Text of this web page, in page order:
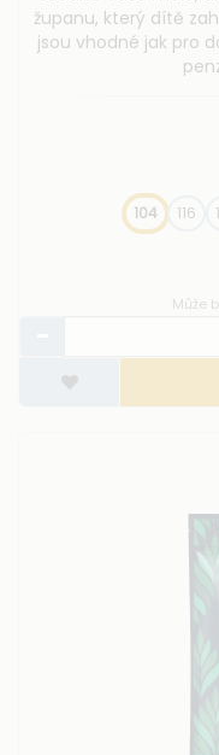
županu, který dítě
jsou vhodné jak pro
104 116
Může